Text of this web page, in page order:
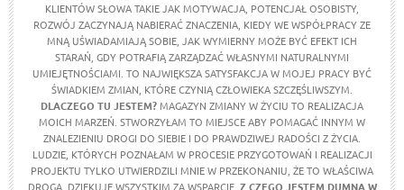
KLIENTÓW SŁOWA TAKIE JAK MOTYWACJA, POTENCJAŁ OSOBISTY,
ROZWÓJ ZACZYNAJĄ NABIERAĆ ZNACZENIA, KIEDY WE WSPÓŁPRACY ZE
MNĄ UŚWIADAMIAJĄ SOBIE, JAK WYMIERNY MOŻE BYĆ EFEKT ICH
STARAŃ, GDY POTRAFIĄ ZARZĄDZAĆ WŁASNYMI NATURALNYMI
UMIEJĘTNOŚCIAMI. TO NAJWIĘKSZA SATYSFAKCJA W MOJEJ PRACY BYĆ
ŚWIADKIEM ZMIAN, KTÓRE CZYNIĄ CZŁOWIEKA SZCZĘŚLIWSZYM.
DLACZEGO TU JESTEM?MAGAZYN ZMIANY W ŻYCIU TO REALIZACJA
MOICH MARZEŃ. STWORZYŁAM TO MIEJSCE ABY POMAGAĆ INNYM W
ZNALEZIENIU DROGI DO SIEBIE I DO PRAWDZIWEJ RADOŚCI Z ŻYCIA.
LUDZIE, KTÓRYCH POZNAŁAM W PROCESIE PRZYGOTOWAŃ I REALIZACJI
PROJEKTU TYLKO UTWIERDZILI MNIE W PRZEKONANIU, ŻE TO WŁAŚCIWA
DROGA. DZIĘKUJĘ WSZYSTKIM ZA WSPARCIE. Z CZEGO JESTEM DUMNA W